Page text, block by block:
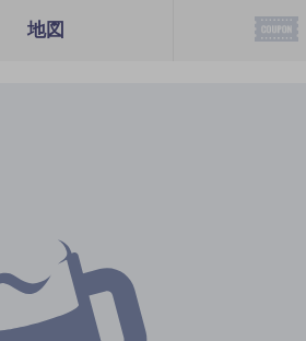
地図